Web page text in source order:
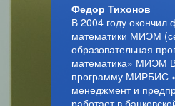
Федор Тихонов
В 2004 году окончил
математики МИЭМ
образовательная
математика» МИЭМ
программу МИРБИС
менеджмент и
работает в